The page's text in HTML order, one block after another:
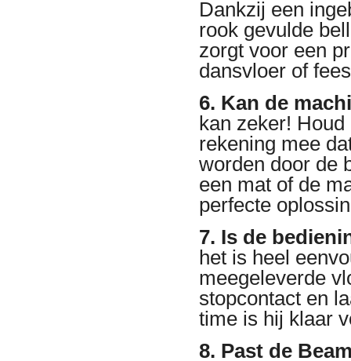
Dankzij een
rook gevulde
zorgt voor een
dansvloer of
6. Kan de
kan zeker!
rekening mee
worden door de
een mat of de
perfecte
7. Is de
het is heel
meegeleverde
stopcontact en
time is hij klaar
8. Past de